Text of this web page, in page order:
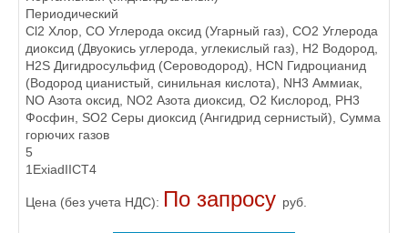
Периодический
Cl2 Хлор, CO Углерода оксид (Угарный газ), CO2 Углерода
диоксид (Двуокись углерода, углекислый газ), H2 Водород,
H2S Дигидросульфид (Сероводород), HCN Гидроцианид
(Водород цианистый, синильная кислота), NH3 Аммиак,
NO Азота оксид, NO2 Азота диоксид, O2 Кислород, PH3
Фосфин, SO2 Серы диоксид (Ангидрид сернистый), Сумма
горючих газов
5
1ExiadIICT4
Цена (без учета НДС): По запросу руб.